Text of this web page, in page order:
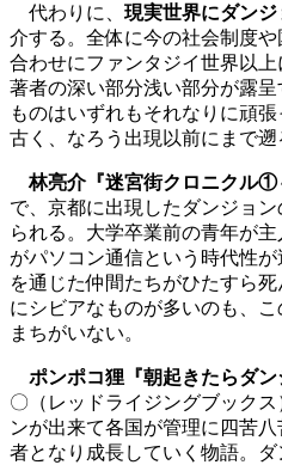
代わりに、 現実世界にダン
介する。全体に今の社会制度
合わせにファンタジイ世界以上
著者の深い部分浅い部分が露
ものはいずれもそれなりに頑
古く、なろう出現以前にまで遡
林亮介『迷宮街クロニクル
で、京都に出現したダンジョ
られる。大学卒業前の青年が
がパソコン通信という時代性
を通じた仲間たちがひたすら
にシビアなものが多いのも、
まちがいない。
ポンポコ狸『朝起きたらダン
〇（レッドライジングブック
ンが出来て各国が管理に四苦
者となり成長していく物語。